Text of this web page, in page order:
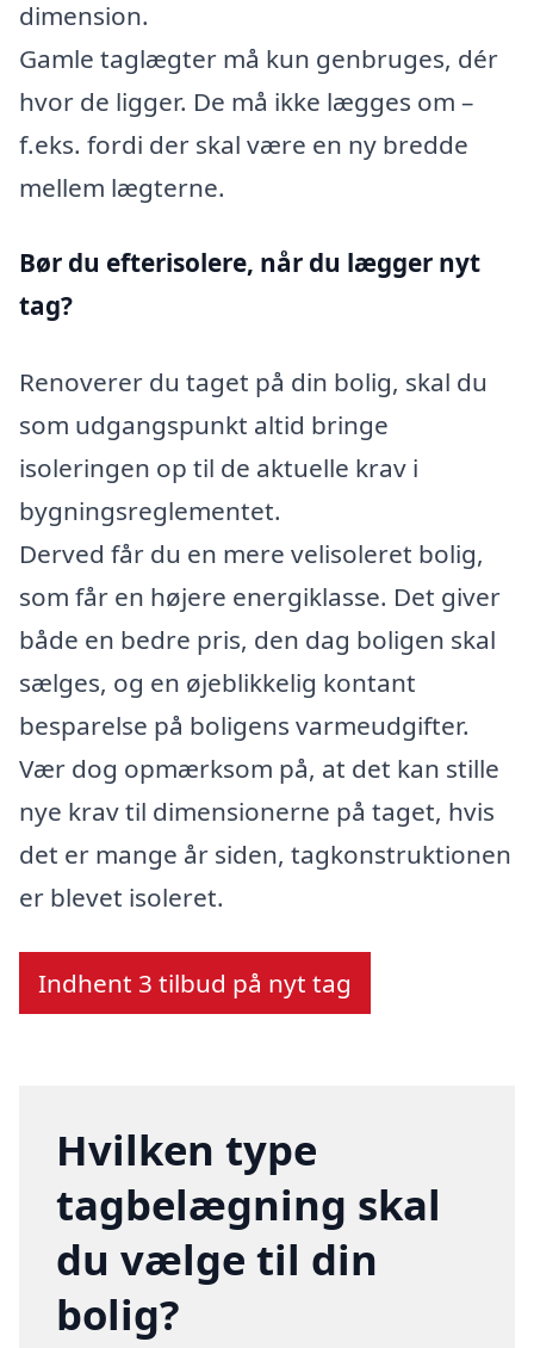
dimension.
Gamle taglægter må kun genbruges, dér
hvor de ligger. De må ikke lægges om –
f.eks. fordi der skal være en ny bredde
mellem lægterne.
Bør du efterisolere, når du lægger nyt
tag?
Renoverer du taget på din bolig, skal du
som udgangspunkt altid bringe
isoleringen op til de aktuelle krav i
bygningsreglementet.
Derved får du en mere velisoleret bolig,
som får en højere energiklasse. Det giver
både en bedre pris, den dag boligen skal
sælges, og en øjeblikkelig kontant
besparelse på boligens varmeudgifter.
Vær dog opmærksom på, at det kan stille
nye krav til dimensionerne på taget, hvis
det er mange år siden, tagkonstruktionen
er blevet isoleret.
Indhent 3 tilbud på nyt tag
Hvilken type
tagbelægning skal
du vælge til din
bolig?